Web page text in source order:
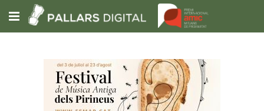
Subscriu-t'hi